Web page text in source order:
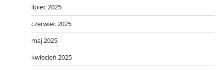
lipiec 2025
czerwiec 2025
maj 2025
kwiecień 2025